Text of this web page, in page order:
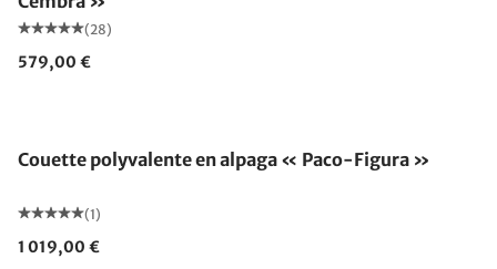
(28)
579,00 €
Couette polyvalente en alpaga « Paco-Figura »
(1)
1 019,00 €